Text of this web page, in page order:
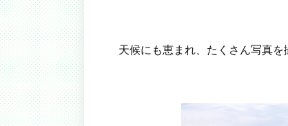
天候にも恵まれ、たくさん写真を